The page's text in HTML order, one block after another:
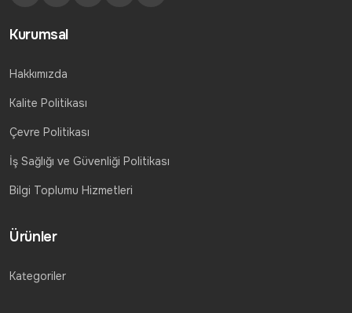
Kurumsal
Hakkımızda
Kalite Politikası
Çevre Politikası
İş Sağlığı ve Güvenliği Politikası
Bilgi Toplumu Hizmetleri
Ürünler
Kategoriler